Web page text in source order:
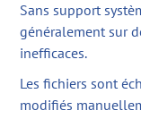
Sans support
généralement sur
inefficaces.
Les fichiers sont
modifiés